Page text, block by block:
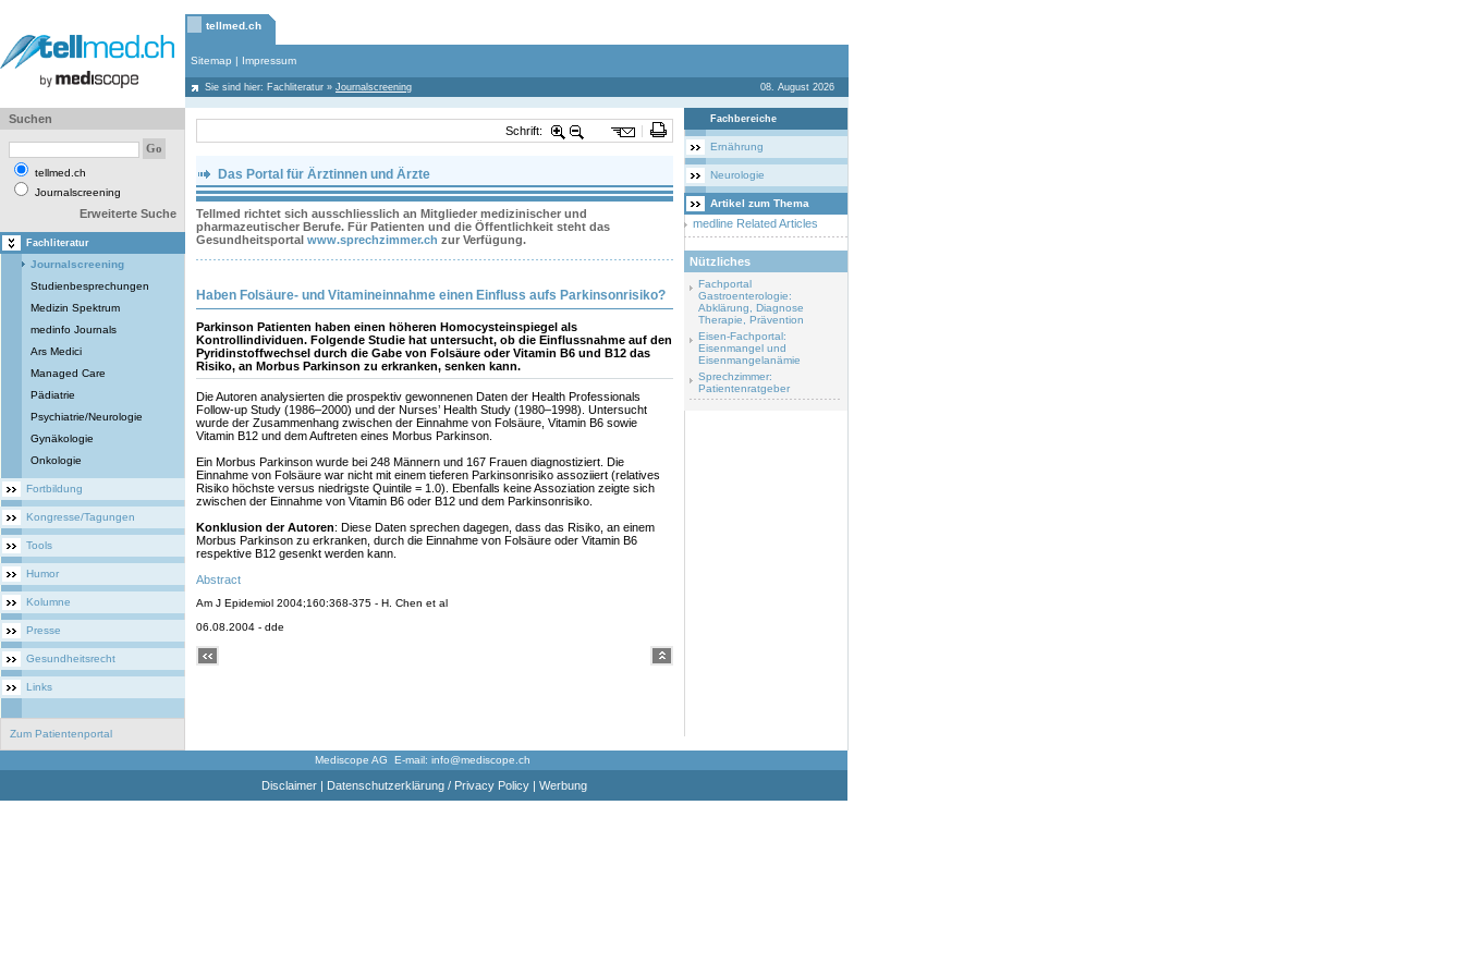
tellmed.ch
Sitemap | Impressum
Sie sind hier: Fachliteratur » Journalscreening 08. August 2026
Suchen
tellmed.ch
Journalscreening
Erweiterte Suche
Fachliteratur
Journalscreening
Studienbesprechungen
Medizin Spektrum
medinfo Journals
Ars Medici
Managed Care
Pädiatrie
Psychiatrie/Neurologie
Gynäkologie
Onkologie
Fortbildung
Kongresse/Tagungen
Tools
Humor
Kolumne
Presse
Gesundheitsrecht
Links
Zum Patientenportal
Schrift:
Das Portal für Ärztinnen und Ärzte
Tellmed richtet sich ausschliesslich an Mitglieder medizinischer und
pharmazeutischer Berufe. Für Patienten und die Öffentlichkeit steht das
Gesundheitsportal www.sprechzimmer.ch zur Verfügung.
Haben Folsäure- und Vitamineinnahme einen Einfluss aufs Parkinsonrisiko?
Parkinson Patienten haben einen höheren Homocysteinspiegel als
Kontrollindividuen. Folgende Studie hat untersucht, ob die Einflussnahme auf den
Pyridinstoffwechsel durch die Gabe von Folsäure oder Vitamin B6 und B12 das
Risiko, an Morbus Parkinson zu erkranken, senken kann.
Die Autoren analysierten die prospektiv gewonnenen Daten der Health Professionals
Follow-up Study (1986–2000) und der Nurses’ Health Study (1980–1998). Untersucht
wurde der Zusammenhang zwischen der Einnahme von Folsäure, Vitamin B6 sowie
Vitamin B12 und dem Auftreten eines Morbus Parkinson.
Ein Morbus Parkinson wurde bei 248 Männern und 167 Frauen diagnostiziert. Die
Einnahme von Folsäure war nicht mit einem tieferen Parkinsonrisiko assoziiert (relatives
Risiko höchste versus niedrigste Quintile = 1.0). Ebenfalls keine Assoziation zeigte sich
zwischen der Einnahme von Vitamin B6 oder B12 und dem Parkinsonrisiko.
Konklusion der Autoren: Diese Daten sprechen dagegen, dass das Risiko, an einem
Morbus Parkinson zu erkranken, durch die Einnahme von Folsäure oder Vitamin B6
respektive B12 gesenkt werden kann.
Abstract
Am J Epidemiol 2004;160:368-375 - H. Chen et al
06.08.2004 - dde
Fachbereiche
Ernährung
Neurologie
Artikel zum Thema
medline Related Articles
Nützliches
Fachportal
Gastroenterologie:
Abklärung, Diagnose
Therapie, Prävention
Eisen-Fachportal:
Eisenmangel und
Eisenmangelanämie
Sprechzimmer:
Patientenratgeber
Mediscope AG E-mail: info@mediscope.ch
Disclaimer| Datenschutzerklärung / Privacy Policy| Werbung